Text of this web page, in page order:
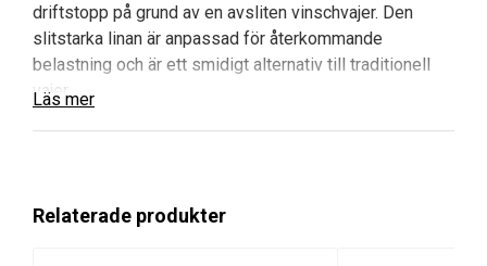
driftstopp på grund av en avsliten vinschvajer. Den
slitstarka linan är anpassad för återkommande
belastning och är ett smidigt alternativ till traditionell
vajer.
Speciellt för plogning:
Läs mer
Relaterade produkter